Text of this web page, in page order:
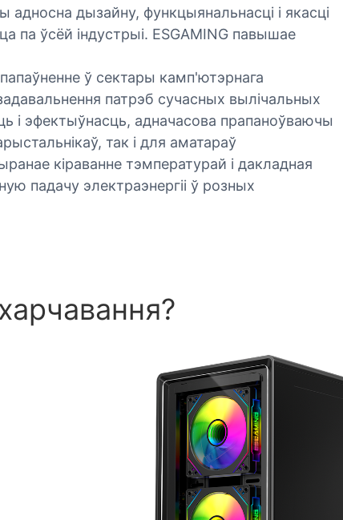
адносна дызайну, функцыянальнасці і якасці
па ўсёй індустрыі. ESGAMING павышае
ў сектары камп'ютэрнага
патрэб сучасных вылічальных
і эфектыўнасць, адначасова прапаноўваючы
так і для аматараў
кіраванне тэмпературай і дакладная
падачу электраэнергіі ў розных